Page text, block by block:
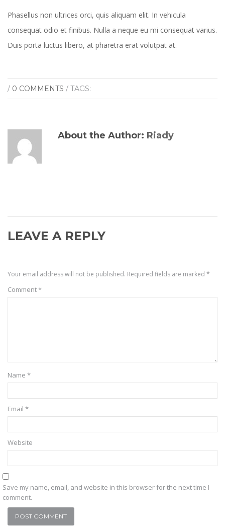
Phasellus non ultrices orci, quis aliquam elit. In vehicula
consequat odio et finibus. Nulla a neque eu mi consequat varius.
Duis porta luctus libero, at pharetra erat volutpat at.
/ 0 COMMENTS / TAGS:
About the Author: Riady
LEAVE A REPLY
Your email address will not be published. Required fields are marked *
Comment*
Name *
Email *
Website
Save my name, email, and website in this browser for the next time I
comment.